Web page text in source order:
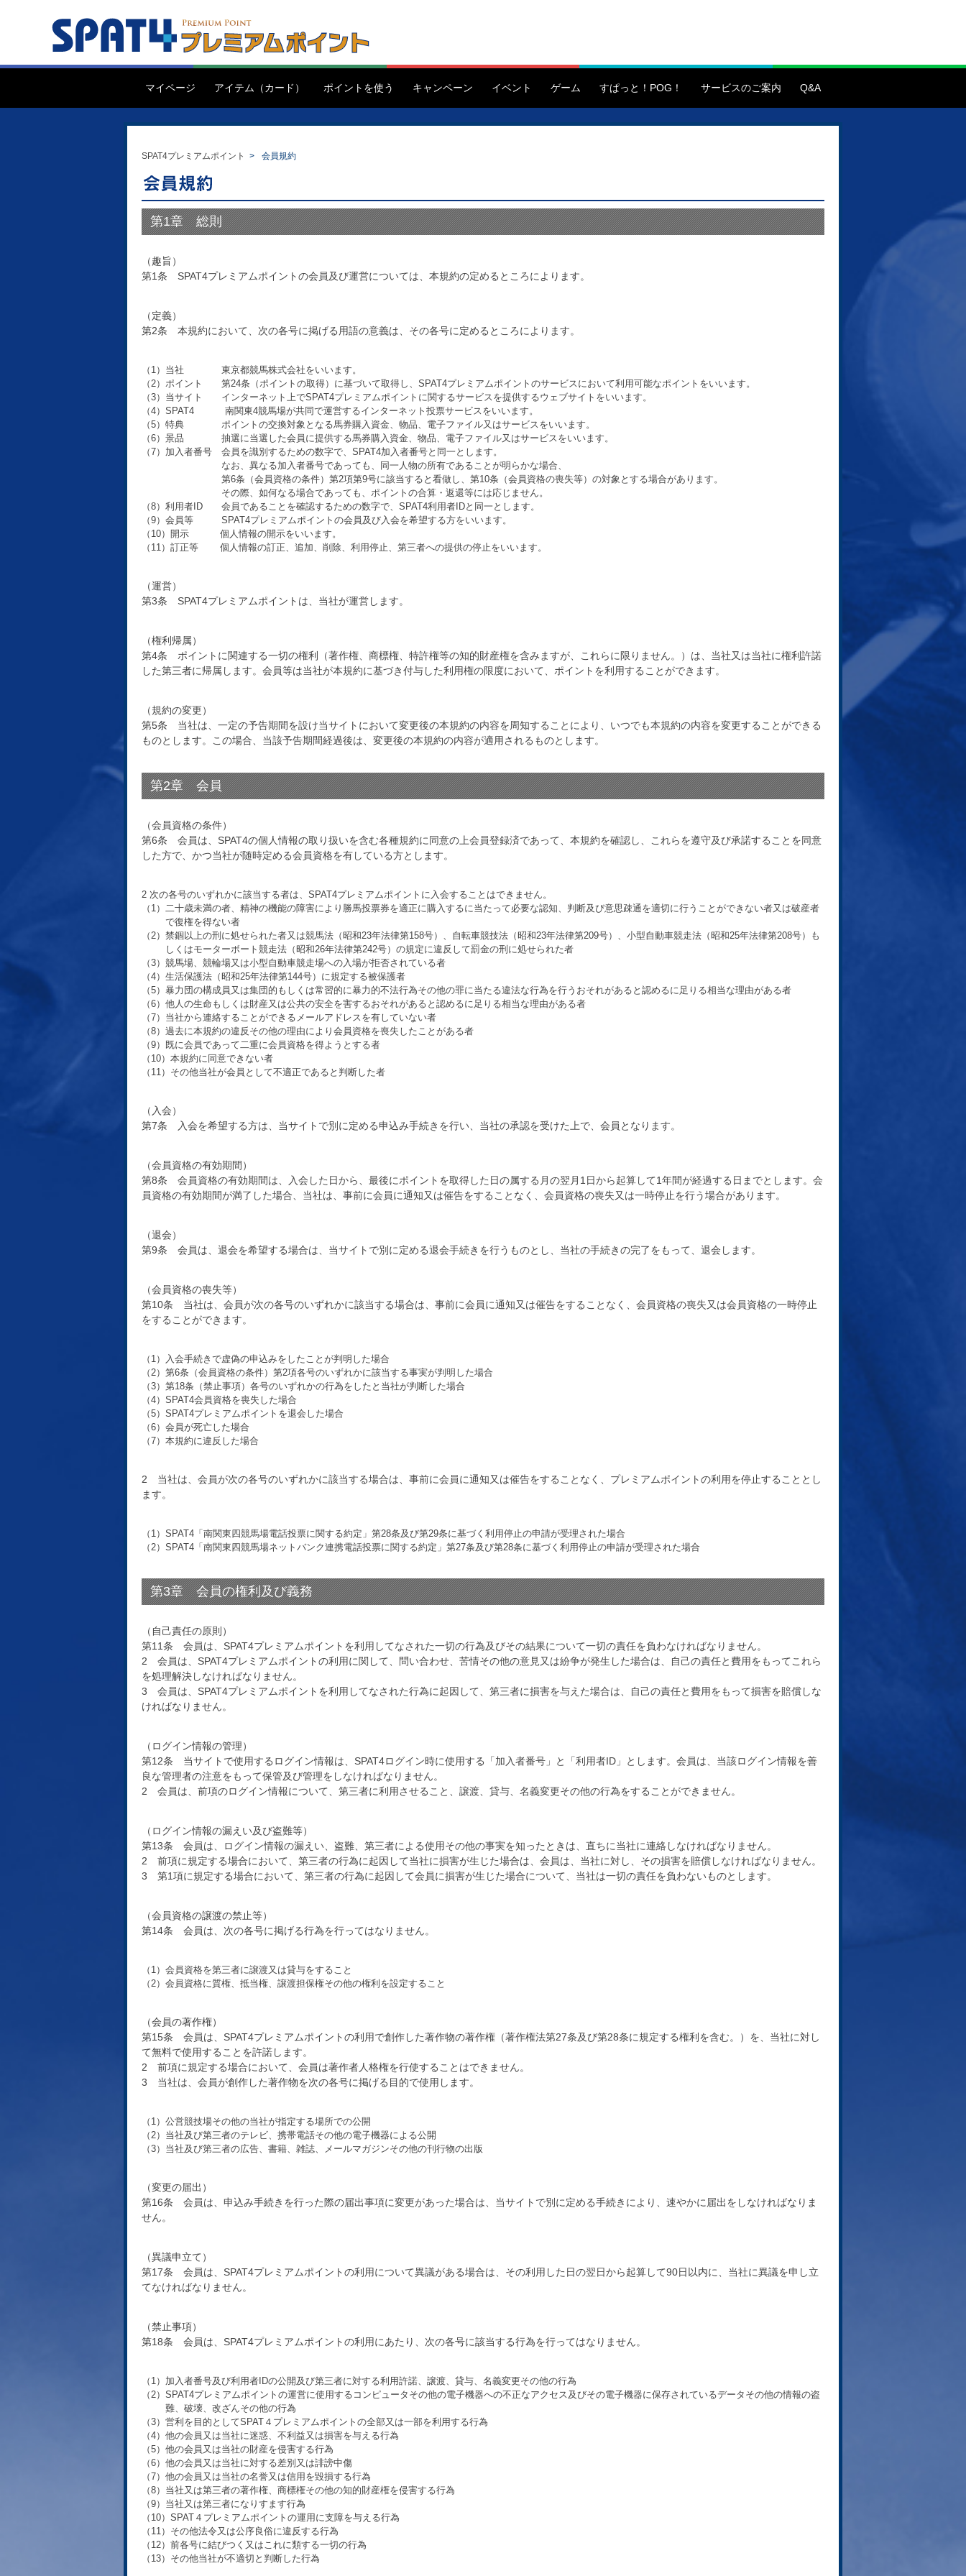
マイページ アイテム（カード） ポイントを使う キャンペーン イベント ゲーム すぱっと！POG！ サービスのご案内 Q&A
SPAT4プレミアムポイント > 会員規約
第1章 総則
（趣旨）
第1条 SPAT4プレミアムポイントの会員及び運営については、本規約の定めるところによります。
（定義）
第2条 本規約において、次の各号に掲げる用語の意義は、その各号に定めるところによります。
（1）当社 東京都競馬株式会社をいいます。
（2）ポイント 第24条（ポイントの取得）に基づいて取得し、SPAT4プレミアムポイントのサービスにおいて利用可能なポイントをいいます。
（3）当サイト インターネット上でSPAT4プレミアムポイントに関するサービスを提供するウェブサイトをいいます。
（4）SPAT4 南関東4競馬場が共同で運営するインターネット投票サービスをいいます。
（5）特典 ポイントの交換対象となる馬券購入資金、物品、電子ファイル又はサービスをいいます。
（6）景品 抽選に当選した会員に提供する馬券購入資金、物品、電子ファイル又はサービスをいいます。
（7）加入者番号 会員を識別するための数字で、SPAT4加入者番号と同一とします。
なお、異なる加入者番号であっても、同一人物の所有であることが明らかな場合、
第6条（会員資格の条件）第2項第9号に該当すると看做し、第10条（会員資格の喪失等）の対象とする場合があります。
その際、如何なる場合であっても、ポイントの合算・返還等には応じません。
（8）利用者ID 会員であることを確認するための数字で、SPAT4利用者IDと同一とします。
（9）会員等 SPAT4プレミアムポイントの会員及び入会を希望する方をいいます。
（10）開示 個人情報の開示をいいます。
（11）訂正等 個人情報の訂正、追加、削除、利用停止、第三者への提供の停止をいいます。
（運営）
第3条 SPAT4プレミアムポイントは、当社が運営します。
（権利帰属）
第4条 ポイントに関連する一切の権利（著作権、商標権、特許権等の知的財産権を含みますが、これらに限りません。）は、当社又は当社に権利許諾
した第三者に帰属します。会員等は当社が本規約に基づき付与した利用権の限度において、ポイントを利用することができます。
（規約の変更）
第5条 当社は、一定の予告期間を設け当サイトにおいて変更後の本規約の内容を周知することにより、いつでも本規約の内容を変更することができる
ものとします。この場合、当該予告期間経過後は、変更後の本規約の内容が適用されるものとします。
第2章 会員
（会員資格の条件）
第6条 会員は、SPAT4の個人情報の取り扱いを含む各種規約に同意の上会員登録済であって、本規約を確認し、これらを遵守及び承諾することを同意
した方で、かつ当社が随時定める会員資格を有している方とします。
2 次の各号のいずれかに該当する者は、SPAT4プレミアムポイントに入会することはできません。
（1）二十歳未満の者、精神の機能の障害により勝馬投票券を適正に購入するに当たって必要な認知、判断及び意思疎通を適切に行うことができない者又は破産者
で復権を得ない者
（2）禁錮以上の刑に処せられた者又は競馬法（昭和23年法律第158号）、自転車競技法（昭和23年法律第209号）、小型自動車競走法（昭和25年法律第208号）も
しくはモーターボート競走法（昭和26年法律第242号）の規定に違反して罰金の刑に処せられた者
（3）競馬場、競輪場又は小型自動車競走場への入場が拒否されている者
（4）生活保護法（昭和25年法律第144号）に規定する被保護者
（5）暴力団の構成員又は集団的もしくは常習的に暴力的不法行為その他の罪に当たる違法な行為を行うおそれがあると認めるに足りる相当な理由がある者
（6）他人の生命もしくは財産又は公共の安全を害するおそれがあると認めるに足りる相当な理由がある者
（7）当社から連絡することができるメールアドレスを有していない者
（8）過去に本規約の違反その他の理由により会員資格を喪失したことがある者
（9）既に会員であって二重に会員資格を得ようとする者
（10）本規約に同意できない者
（11）その他当社が会員として不適正であると判断した者
（入会）
第7条 入会を希望する方は、当サイトで別に定める申込み手続きを行い、当社の承認を受けた上で、会員となります。
（会員資格の有効期間）
第8条 会員資格の有効期間は、入会した日から、最後にポイントを取得した日の属する月の翌月1日から起算して1年間が経過する日までとします。会
員資格の有効期間が満了した場合、当社は、事前に会員に通知又は催告をすることなく、会員資格の喪失又は一時停止を行う場合があります。
（退会）
第9条 会員は、退会を希望する場合は、当サイトで別に定める退会手続きを行うものとし、当社の手続きの完了をもって、退会します。
（会員資格の喪失等）
第10条 当社は、会員が次の各号のいずれかに該当する場合は、事前に会員に通知又は催告をすることなく、会員資格の喪失又は会員資格の一時停止
をすることができます。
（1）入会手続きで虚偽の申込みをしたことが判明した場合
（2）第6条（会員資格の条件）第2項各号のいずれかに該当する事実が判明した場合
（3）第18条（禁止事項）各号のいずれかの行為をしたと当社が判断した場合
（4）SPAT4会員資格を喪失した場合
（5）SPAT4プレミアムポイントを退会した場合
（6）会員が死亡した場合
（7）本規約に違反した場合
2 当社は、会員が次の各号のいずれかに該当する場合は、事前に会員に通知又は催告をすることなく、プレミアムポイントの利用を停止することとし
ます。
（1）SPAT4「南関東四競馬場電話投票に関する約定」第28条及び第29条に基づく利用停止の申請が受理された場合
（2）SPAT4「南関東四競馬場ネットバンク連携電話投票に関する約定」第27条及び第28条に基づく利用停止の申請が受理された場合
第3章 会員の権利及び義務
（自己責任の原則）
第11条 会員は、SPAT4プレミアムポイントを利用してなされた一切の行為及びその結果について一切の責任を負わなければなりません。
2 会員は、SPAT4プレミアムポイントの利用に関して、問い合わせ、苦情その他の意見又は紛争が発生した場合は、自己の責任と費用をもってこれら
を処理解決しなければなりません。
3 会員は、SPAT4プレミアムポイントを利用してなされた行為に起因して、第三者に損害を与えた場合は、自己の責任と費用をもって損害を賠償しな
ければなりません。
（ログイン情報の管理）
第12条 当サイトで使用するログイン情報は、SPAT4ログイン時に使用する「加入者番号」と「利用者ID」とします。会員は、当該ログイン情報を善
良な管理者の注意をもって保管及び管理をしなければなりません。
2 会員は、前項のログイン情報について、第三者に利用させること、譲渡、貸与、名義変更その他の行為をすることができません。
（ログイン情報の漏えい及び盗難等）
第13条 会員は、ログイン情報の漏えい、盗難、第三者による使用その他の事実を知ったときは、直ちに当社に連絡しなければなりません。
2 前項に規定する場合において、第三者の行為に起因して当社に損害が生じた場合は、会員は、当社に対し、その損害を賠償しなければなりません。
3 第1項に規定する場合において、第三者の行為に起因して会員に損害が生じた場合について、当社は一切の責任を負わないものとします。
（会員資格の譲渡の禁止等）
第14条 会員は、次の各号に掲げる行為を行ってはなりません。
（1）会員資格を第三者に譲渡又は貸与をすること
（2）会員資格に質権、抵当権、譲渡担保権その他の権利を設定すること
（会員の著作権）
第15条 会員は、SPAT4プレミアムポイントの利用で創作した著作物の著作権（著作権法第27条及び第28条に規定する権利を含む。）を、当社に対し
て無料で使用することを許諾します。
2 前項に規定する場合において、会員は著作者人格権を行使することはできません。
3 当社は、会員が創作した著作物を次の各号に掲げる目的で使用します。
（1）公営競技場その他の当社が指定する場所での公開
（2）当社及び第三者のテレビ、携帯電話その他の電子機器による公開
（3）当社及び第三者の広告、書籍、雑誌、メールマガジンその他の刊行物の出版
（変更の届出）
第16条 会員は、申込み手続きを行った際の届出事項に変更があった場合は、当サイトで別に定める手続きにより、速やかに届出をしなければなりま
せん。
（異議申立て）
第17条 会員は、SPAT4プレミアムポイントの利用について異議がある場合は、その利用した日の翌日から起算して90日以内に、当社に異議を申し立
てなければなりません。
（禁止事項）
第18条 会員は、SPAT4プレミアムポイントの利用にあたり、次の各号に該当する行為を行ってはなりません。
（1）加入者番号及び利用者IDの公開及び第三者に対する利用許諾、譲渡、貸与、名義変更その他の行為
（2）SPAT4プレミアムポイントの運営に使用するコンピュータその他の電子機器への不正なアクセス及びその電子機器に保存されているデータその他の情報の盗
難、破壊、改ざんその他の行為
（3）営利を目的としてSPAT４プレミアムポイントの全部又は一部を利用する行為
（4）他の会員又は当社に迷惑、不利益又は損害を与える行為
（5）他の会員又は当社の財産を侵害する行為
（6）他の会員又は当社に対する差別又は誹謗中傷
（7）他の会員又は当社の名誉又は信用を毀損する行為
（8）当社又は第三者の著作権、商標権その他の知的財産権を侵害する行為
（9）当社又は第三者になりすます行為
（10）SPAT４プレミアムポイントの運用に支障を与える行為
（11）その他法令又は公序良俗に違反する行為
（12）前各号に結びつく又はこれに類する一切の行為
（13）その他当社が不適切と判断した行為